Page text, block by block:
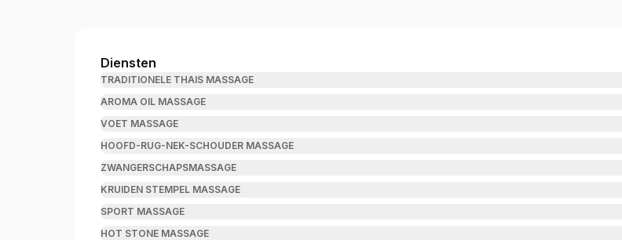
Sabaidee Thai Massage
Diensten
TRADITIONELE THAIS MASSAGE
AROMA OIL MASSAGE
VOET MASSAGE
HOOFD-RUG-NEK-SCHOUDER MASSAGE
ZWANGERSCHAPSMASSAGE
KRUIDEN STEMPEL MASSAGE
SPORT MASSAGE
HOT STONE MASSAGE